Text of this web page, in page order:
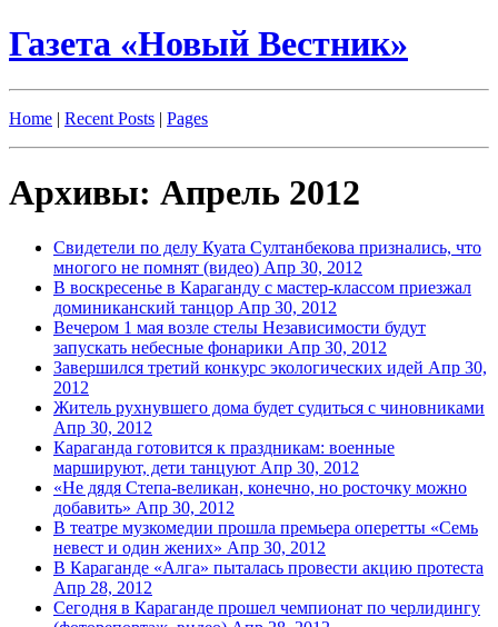
Газета «Новый Вестник»
Home | Recent Posts | Pages
Архивы: Апрель 2012
Свидетели по делу Куата Султанбекова признались, что
многого не помнят (видео) Апр 30, 2012
В воскресенье в Караганду с мастер-классом приезжал
доминиканский танцор Апр 30, 2012
Вечером 1 мая возле стелы Независимости будут
запускать небесные фонарики Апр 30, 2012
Завершился третий конкурс экологических идей Апр 30,
2012
Житель рухнувшего дома будет судиться с чиновниками
Апр 30, 2012
Караганда готовится к праздникам: военные
маршируют, дети танцуют Апр 30, 2012
«Не дядя Степа-великан, конечно, но росточку можно
добавить» Апр 30, 2012
В театре музкомедии прошла премьера оперетты «Семь
невест и один жених» Апр 30, 2012
В Караганде «Алга» пыталась провести акцию протеста
Апр 28, 2012
Сегодня в Караганде прошел чемпионат по черлидингу